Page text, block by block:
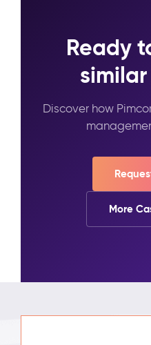
Ready
similar
Discover how
More